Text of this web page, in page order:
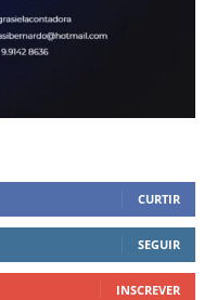
CURTIR
SEGUIR
INSCREVER